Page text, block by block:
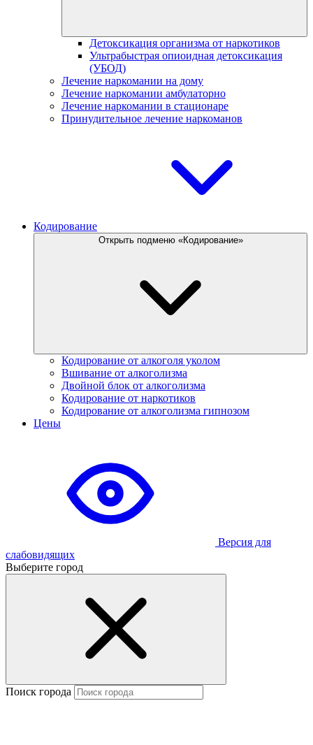
Детоксикация организма от наркотиков
Ультрабыстрая опиоидная детоксикация
(УБОД)
Лечение наркомании на дому
Лечение наркомании амбулаторно
Лечение наркомании в стационаре
Принудительное лечение наркоманов
Кодирование
Открыть подменю «Кодирование»
Кодирование от алкоголя уколом
Вшивание от алкоголизма
Двойной блок от алкоголизма
Кодирование от наркотиков
Кодирование от алкоголизма гипнозом
Цены
Версия для
слабовидящих
Выберите город
Поиск города